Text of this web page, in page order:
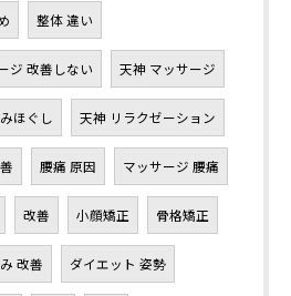
整体 違い
ジ 改善しない 天神 マッサージ
ほぐし 天神 リラクゼーション
腰痛 原因 マッサージ 腰痛
改善 小顔矯正 骨格矯正
改善 ダイエット 姿勢